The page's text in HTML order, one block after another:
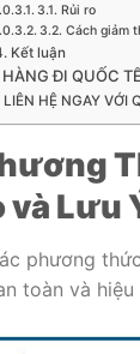
3.1. Rủi ro
3.2. Cách giảm
Kết luận
ĐI QUỐC
LIÊN HỆ NGAY VỚI
và Lưu
phương
toàn và